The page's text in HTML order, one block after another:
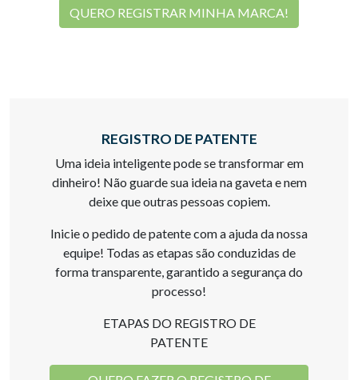
QUERO REGISTRAR MINHA MARCA!
REGISTRO DE PATENTE
Uma ideia inteligente pode se transformar em
dinheiro! Não guarde sua ideia na gaveta e nem
deixe que outras pessoas copiem.
Inicie o pedido de patente com a ajuda da nossa
equipe! Todas as etapas são conduzidas de
forma transparente, garantido a segurança do
processo!
ETAPAS DO REGISTRO DE
PATENTE